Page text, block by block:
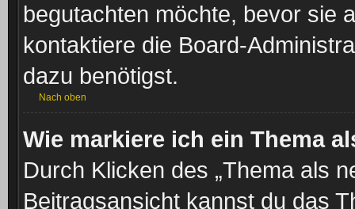
begutachten möchte, bevor sie
kontaktiere die Board-
dazu benötigst.
Nach oben
Wie markiere ich ein Thema
Durch Klicken des „Thema als
Beitragsansicht kannst du das